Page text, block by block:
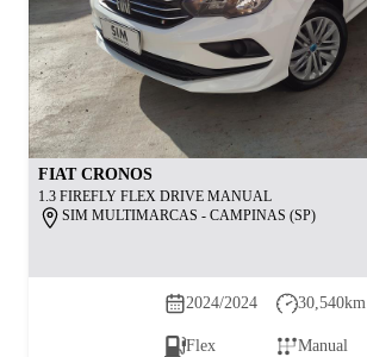
FIAT CRONOS
1.3 FIREFLY FLEX DRIVE MANUAL
SIM MULTIMARCAS - CAMPINAS (SP)
2024/2024 30,540km
Flex Manual